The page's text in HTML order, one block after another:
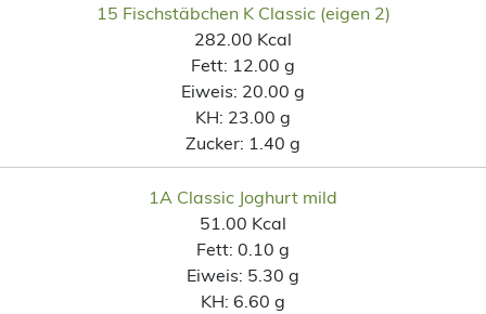
15 Fischstäbchen K Classic (eigen 2)
282.00 Kcal
Fett: 12.00 g
Eiweis: 20.00 g
KH: 23.00 g
Zucker: 1.40 g
1A Classic Joghurt mild
51.00 Kcal
Fett: 0.10 g
Eiweis: 5.30 g
KH: 6.60 g